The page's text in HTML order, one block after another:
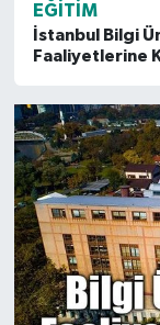
EĞITIM
İstanbul Bilgi
Faaliyetlerine